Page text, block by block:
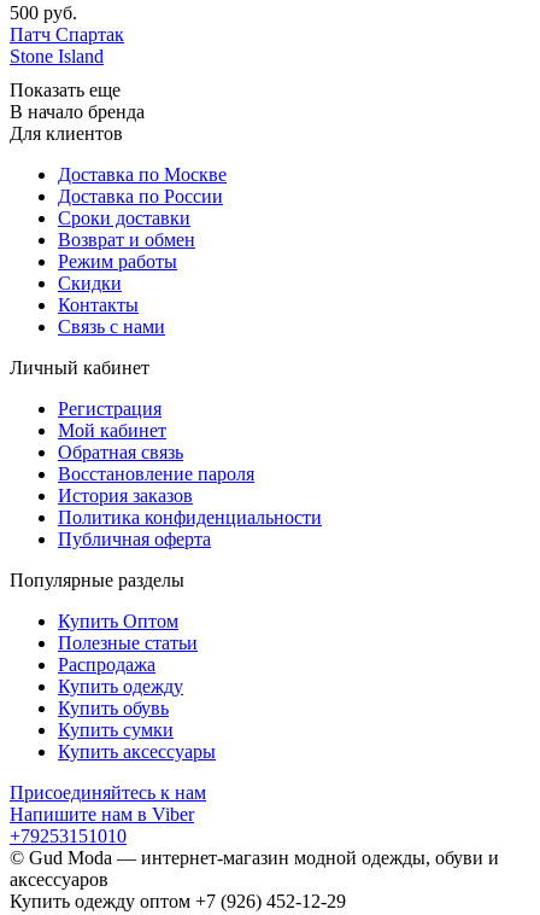
500 руб.
Патч Спартак
Stone Island
Показать еще
В начало бренда
Для клиентов
Доставка по Москве
Доставка по России
Сроки доставки
Возврат и обмен
Режим работы
Скидки
Контакты
Связь с нами
Личный кабинет
Регистрация
Мой кабинет
Обратная связь
Восстановление пароля
История заказов
Политика конфиденциальности
Публичная оферта
Популярные разделы
Купить Оптом
Полезные статьи
Распродажа
Купить одежду
Купить обувь
Купить сумки
Купить аксессуары
Присоединяйтесь к нам
Напишите нам в Viber
+79253151010
© Gud Moda — интернет-магазин модной одежды, обуви и
аксессуаров
Купить одежду оптом +7 (926) 452-12-29